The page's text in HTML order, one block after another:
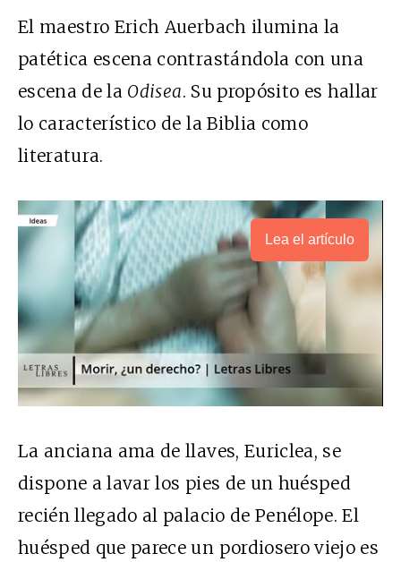
El maestro Erich Auerbach ilumina la
patética escena contrastándola con una
escena de la Odisea. Su propósito es hallar
lo característico de la Biblia como
literatura.
Lea el artículo
La anciana ama de llaves, Euriclea, se
dispone a lavar los pies de un huésped
recién llegado al palacio de Penélope. El
huésped que parece un pordiosero viejo es